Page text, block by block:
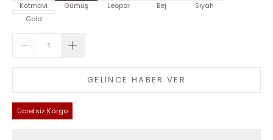
Kotmavi Gümüş Leopar Bej
Siyah
Gold
GELİNCE HABER VER
Ücretsiz Kargo